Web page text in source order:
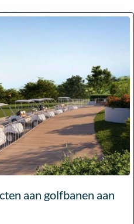
aan golfbanen aan